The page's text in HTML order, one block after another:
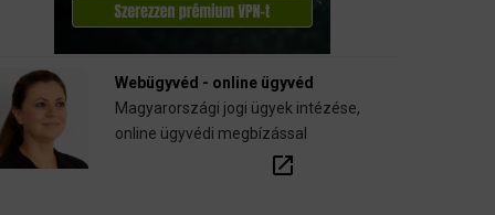
Webügyvéd - online ügyvéd
Magyarországi jogi ügyek intézése,
online ügyvédi megbízással
open_in_new